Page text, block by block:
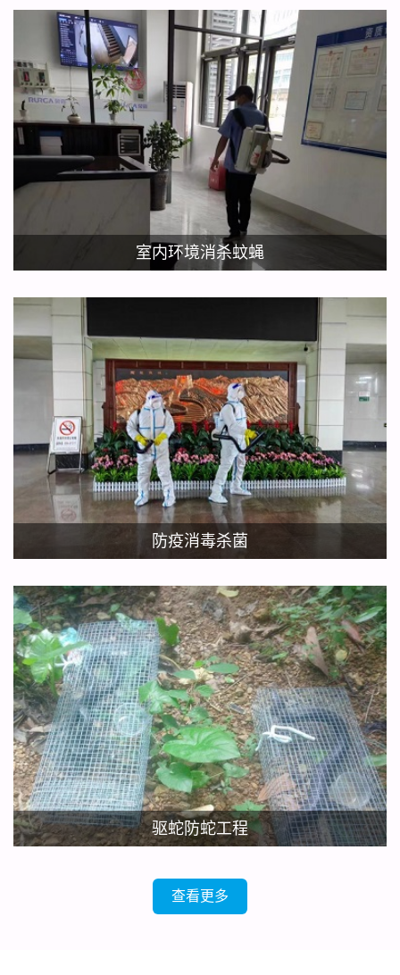
室内环境消杀蚊蝇
防疫消毒杀菌
驱蛇防蛇工程
查看更多